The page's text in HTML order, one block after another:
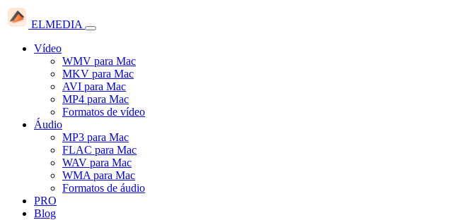
ELMEDIA
Vídeo
WMV para Mac
MKV para Mac
AVI para Mac
MP4 para Mac
Formatos de vídeo
Áudio
MP3 para Mac
FLAC para Mac
WAV para Mac
WMA para Mac
Formatos de áudio
PRO
Blog